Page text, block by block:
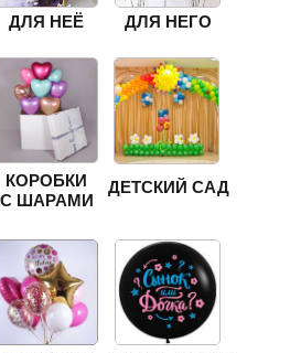
ДЛЯ НЕЁ ДЛЯ НЕГО
КОРОБКИ
С ШАРАМИ
ДЕТСКИЙ САД